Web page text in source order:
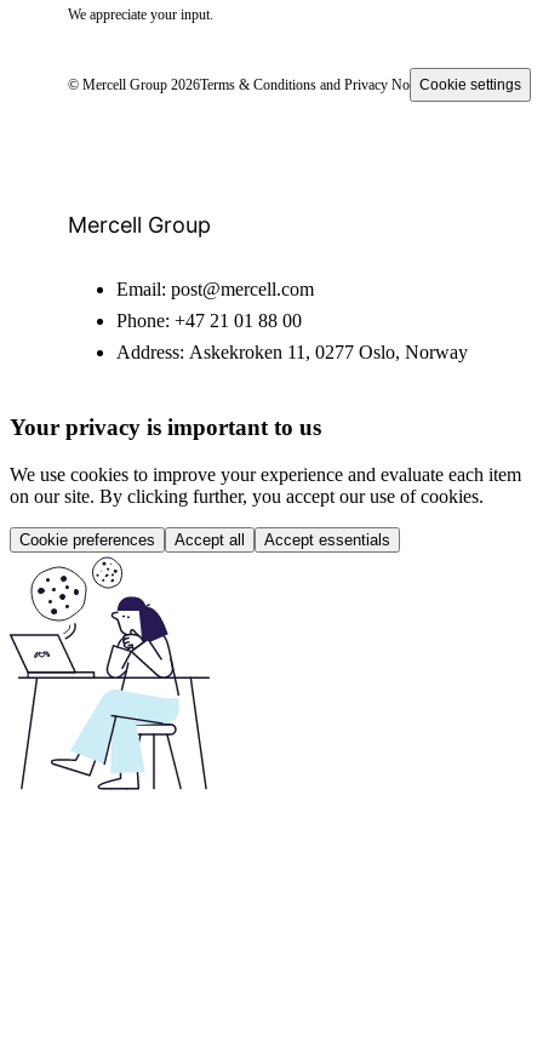
We appreciate your input.
© Mercell Group 2026Terms & Conditions and Privacy NoticeCookie settings
Mercell Group
Email: post@mercell.com
Phone: +47 21 01 88 00
Address: Askekroken 11, 0277 Oslo, Norway
Your privacy is important to us
We use cookies to improve your experience and evaluate each item
on our site. By clicking further, you accept our use of cookies.
Cookie preferences Accept all Accept essentials